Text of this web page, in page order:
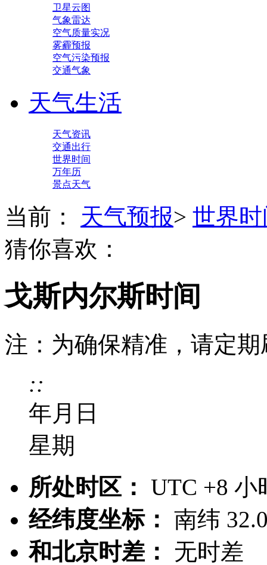
卫星云图
气象雷达
空气质量实况
雾霾预报
空气污染预报
交通气象
天气生活
天气资讯
交通出行
世界时间
万年历
景点天气
当前： 天气预报> 世界
猜你喜欢：
戈斯内尔斯时间
注：为确保精准，请定
::
年月 日
星期
所处时区： UTC +8 小
经纬度坐标： 南纬
和北京时差：
无时差